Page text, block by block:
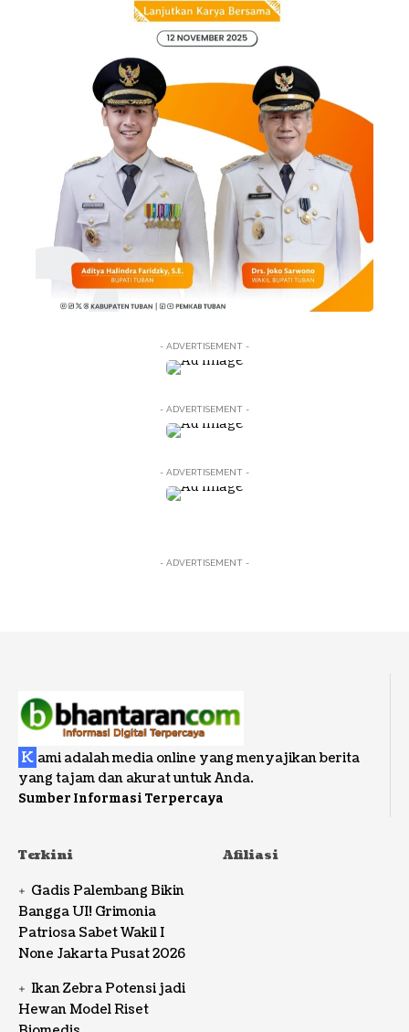
- ADVERTISEMENT -
- ADVERTISEMENT -
- ADVERTISEMENT -
- ADVERTISEMENT -
K ami adalah media online yang menyajikan berita
yang tajam dan akurat untuk Anda.
Sumber Informasi Terpercaya
Terkini
Gadis Palembang Bikin
Bangga UI! Grimonia
Patriosa Sabet Wakil I
None Jakarta Pusat 2026
Ikan Zebra Potensi jadi
Hewan Model Riset
Afiliasi